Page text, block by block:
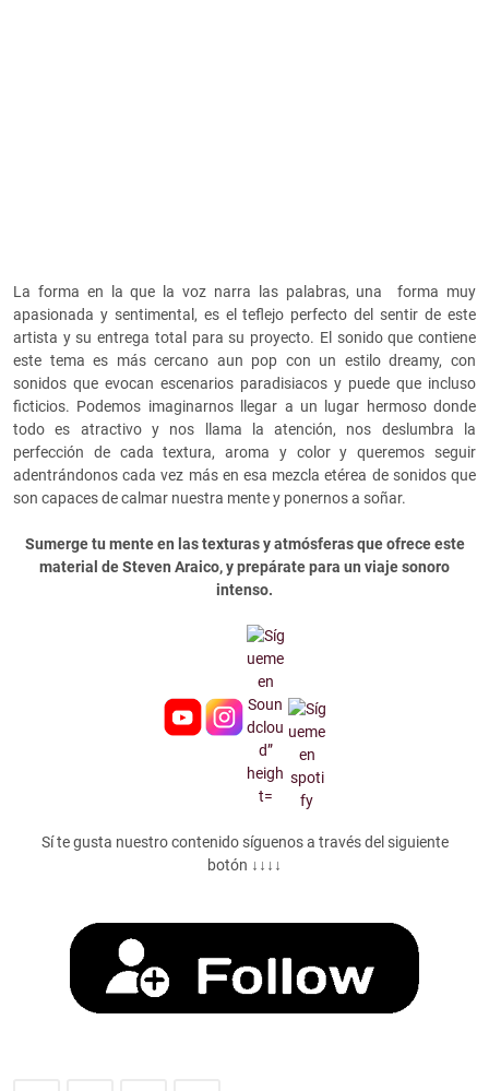
La forma en la que la voz narra las palabras, una forma muy
apasionada y sentimental, es el teflejo perfecto del sentir de este
artista y su entrega total para su proyecto. El sonido que contiene
este tema es más cercano aun pop con un estilo dreamy, con
sonidos que evocan escenarios paradisiacos y puede que incluso
ficticios. Podemos imaginarnos llegar a un lugar hermoso donde
todo es atractivo y nos llama la atención, nos deslumbra la
perfección de cada textura, aroma y color y queremos seguir
adentrándonos cada vez más en esa mezcla etérea de sonidos que
son capaces de calmar nuestra mente y ponernos a soñar.
Sumerge tu mente en las texturas y atmósferas que ofrece este
material de Steven Araico, y prepárate para un viaje sonoro
intenso.
Sí te gusta nuestro contenido síguenos a través del siguiente
botón ↓↓↓↓